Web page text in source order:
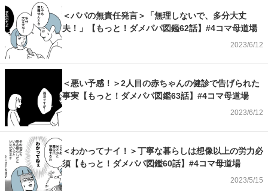
＜パパの無責任発言＞「無理しないで、多分大丈
夫！」【もっと！ダメパパ図鑑62話】#4コマ母道場
2023/6/12
＜悪い予感！＞2人目の赤ちゃんの健診で告げられた
事実【もっと！ダメパパ図鑑63話】#4コマ母道場
2023/6/12
＜わかってナイ！＞丁寧な暮らしは想像以上の労力必
須【もっと！ダメパパ図鑑60話】#4コマ母道場
2023/5/15